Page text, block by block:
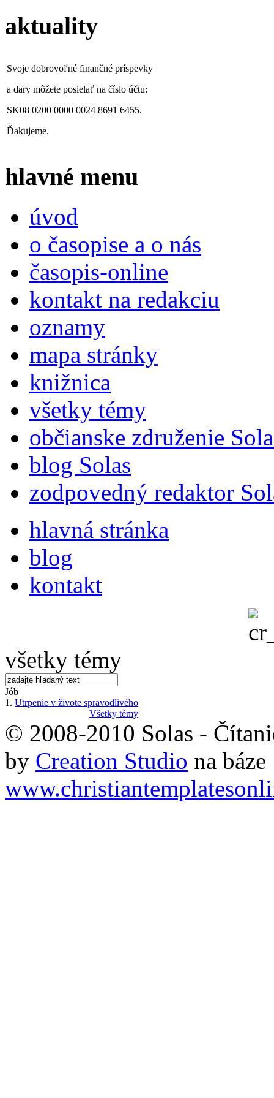
aktuality
Svoje dobrovoľné finančné príspevky
a dary môžete posielať na číslo účtu:
SK08 0200 0000 0024 8691 6455.
Ďakujeme.
hlavné menu
úvod
o časopise a o nás
časopis-online
kontakt na redakciu
oznamy
mapa stránky
knižnica
všetky témy
občianske združenie
blog Solas
zodpovedný redaktor
hlavná stránka
blog
kontakt
všetky témy
Jób
1. Utrpenie v živote spravodlivého
Všetky témy
© 2008-2010 Solas -
by Creation Studio na báze